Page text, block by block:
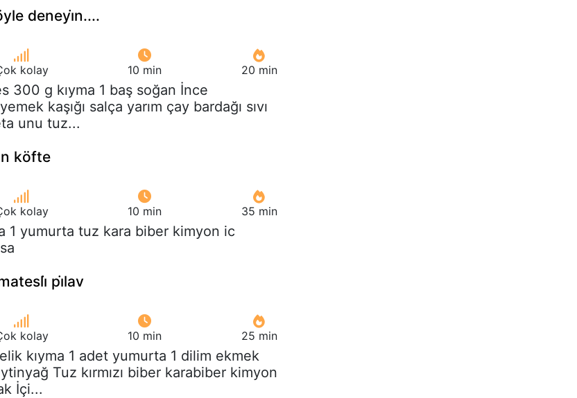
deneyi̇n....
kolay 10 min 20 min
300 g kıyma 1 baş soğan İnce
kaşığı salça yarım çay bardağı sıvı
unu tuz...
köfte
kolay 10 min 35 min
1 yumurta tuz kara biber kimyon ic
pi̇lav
kolay 10 min 25 min
kıyma 1 adet yumurta 1 dilim ekmek
Tuz kırmızı biber karabiber kimyon
İçi...